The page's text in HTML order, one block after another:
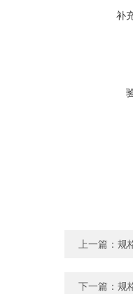
补
上一篇： 规
下一篇： 规